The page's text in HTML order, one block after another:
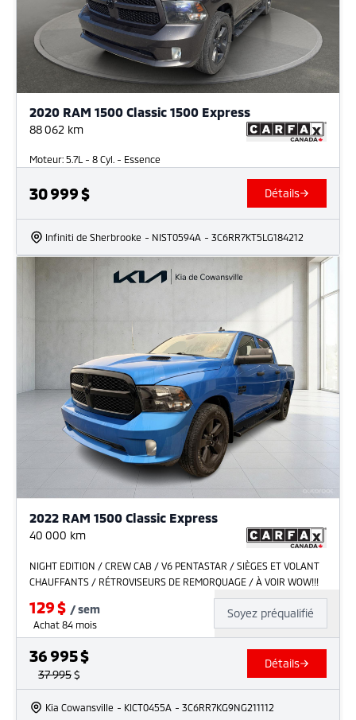
2020 RAM 1500 Classic 1500 Express
88 062 km
Moteur: 5.7L - 8 Cyl. - Essence
30 999$ Détails
Infiniti de Sherbrooke - NIST0594A - 3C6RR7KT5LG184212
2022 RAM 1500 Classic Express
40 000 km
NIGHT EDITION / CREW CAB / V6 PENTASTAR / SIÈGES ET VOLANT
CHAUFFANTS / RÉTROVISEURS DE REMORQUAGE / À VOIR WOW!!!
129$ /sem
Achat 84 mois
Soyez préqualifié
36 995$
37 995$
Détails
Kia Cowansville - KICT0455A - 3C6RR7KG9NG211112